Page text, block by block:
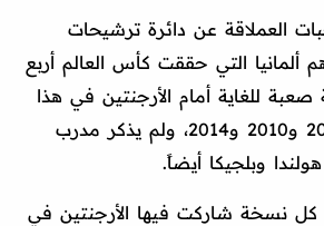
العملاقة عن دائرة ترشيحات
ألمانيا التي حققت كأس العالم أربع
للغاية أمام الأرجنتين في هذا
القرن في أعوام 2006 و2010 و2014، ولم يذكر مدرب
وبلجيكا أيضاً.
نسخة شاركت فيها الأرجنتين في